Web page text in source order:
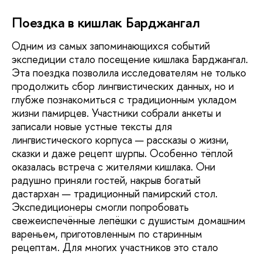
Поездка в кишлак Барджангал
Одним из самых запоминающихся событий
экспедиции стало посещение кишлака Барджангал.
Эта поездка позволила исследователям не только
продолжить сбор лингвистических данных, но и
глубже познакомиться с традиционным укладом
жизни памирцев. Участники собрали анкеты и
записали новые устные тексты для
лингвистического корпуса — рассказы о жизни,
сказки и даже рецепт шурпы. Особенно тёплой
оказалась встреча с жителями кишлака. Они
радушно приняли гостей, накрыв богатый
дастархан — традиционный памирский стол.
Экспедиционеры смогли попробовать
свежеиспечённые лепёшки с душистым домашним
вареньем, приготовленным по старинным
рецептам. Для многих участников это стало